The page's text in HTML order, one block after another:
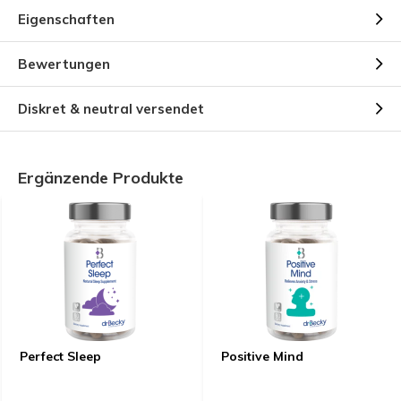
Eigenschaften
Bewertungen
Diskret & neutral versendet
Ergänzende Produkte
Perfect Sleep Positive Mind